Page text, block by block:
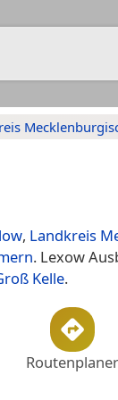
, Landkreis
. Lexow
Kelle.
Routenplaner